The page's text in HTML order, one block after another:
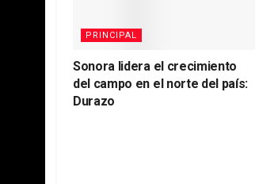
PRINCIPAL
Sonora lidera el crecimiento
del campo en el norte del país:
Durazo